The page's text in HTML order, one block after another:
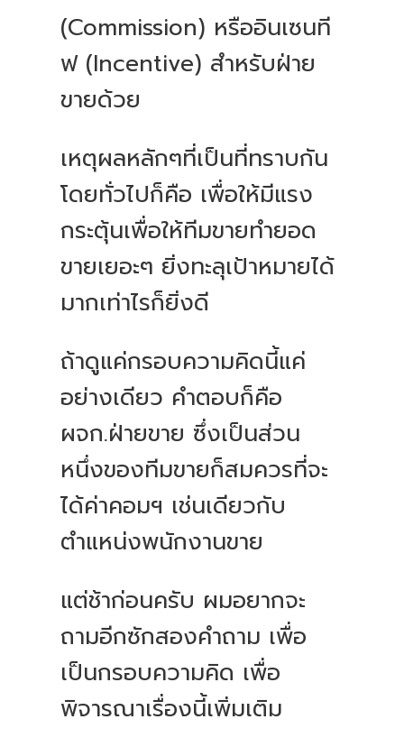
(Commission) หรืออินเซนที
ฟ (Incentive) สำหรับฝ่าย
ขายด้วย
เหตุผลหลักๆที่เป็นที่ทราบกัน
โดยทั่วไปก็คือ เพื่อให้มีแรง
กระตุ้นเพื่อให้ทีมขายทำยอด
ขายเยอะๆ ยิ่งทะลุเป้าหมายได้
มากเท่าไรก็ยิ่งดี
ถ้าดูแค่กรอบความคิดนี้แค่
อย่างเดียว คำตอบก็คือ
ผจก.ฝ่ายขาย ซึ่งเป็นส่วน
หนึ่งของทีมขายก็สมควรที่จะ
ได้ค่าคอมฯ เช่นเดียวกับ
ตำแหน่งพนักงานขาย
แต่ช้าก่อนครับ ผมอยากจะ
ถามอีกซักสองคำถาม เพื่อ
เป็นกรอบความคิด เพื่อ
พิจารณาเรื่องนี้เพิ่มเติม